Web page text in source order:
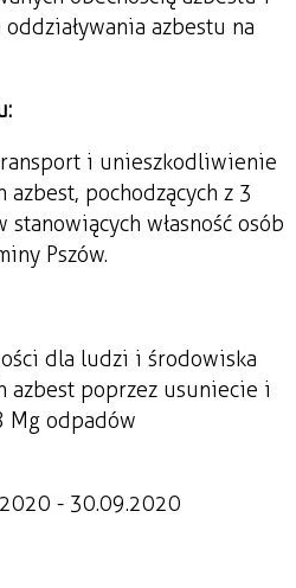
azbestu na
i unieszkodliwienie
pochodzących z 3
własność osób
Pszów.
dla ludzi i środowiska
azbest poprzez usuniecie i
Mg odpadów
- 30.09.2020